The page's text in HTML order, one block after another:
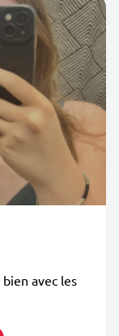
bien avec les